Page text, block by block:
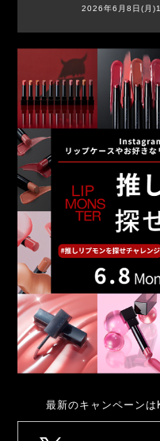
2026年6月8日(月
最新のキャンペーン